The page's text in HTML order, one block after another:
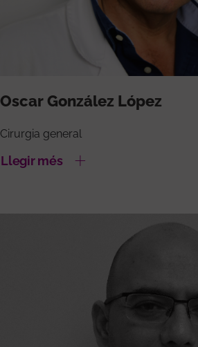
Oscar González López
Cirurgia general
Llegir més